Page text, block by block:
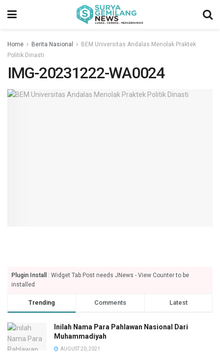
Home Berita Nasional
BEM Universitas Andalas Menolak Praktek
Politik Dinasti
IMG-20231222-WA0024
Plugin Install
: Widget Tab Post needs JNews - View Counter to be
installed
Trending Comments Latest
Inilah Nama Para Pahlawan Nasional Dari
Muhammadiyah
AUGUST 20, 2021